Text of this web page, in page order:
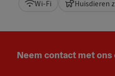
Wi-Fi Huisdieren
Neem contact met ons